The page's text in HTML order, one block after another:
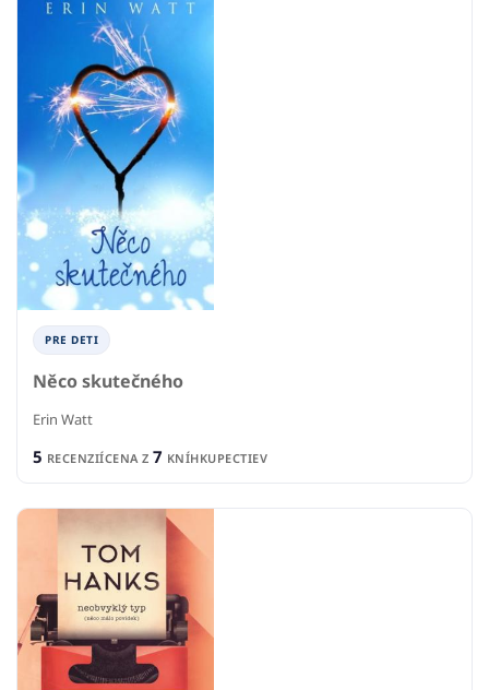
PRE DETI
Něco skutečného
Erin Watt
5 RECENZIÍCENA Z 7 KNÍHKUPECTIEV